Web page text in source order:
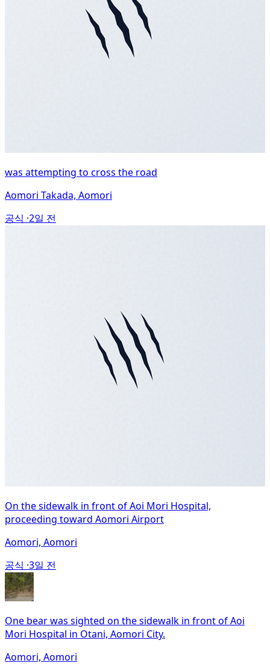
was attempting to cross the road
Aomori Takada, Aomori
공식 ·2일 전
On the sidewalk in front of Aoi Mori Hospital,
proceeding toward Aomori Airport
Aomori, Aomori
공식 ·3일 전
One bear was sighted on the sidewalk in front of Aoi
Mori Hospital in Otani, Aomori City.
Aomori, Aomori